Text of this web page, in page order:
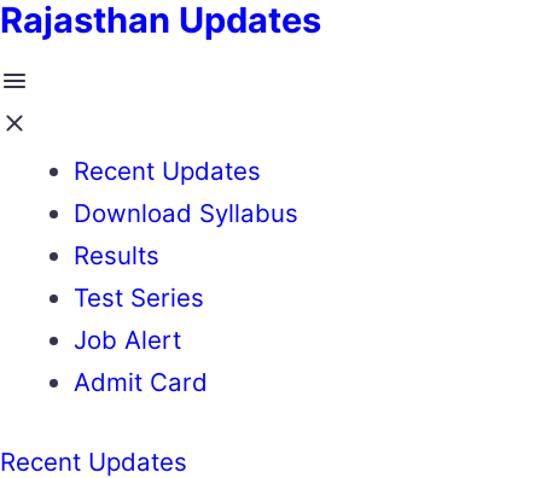
Rajasthan Updates
Recent Updates
Download Syllabus
Results
Test Series
Job Alert
Admit Card
Recent Updates